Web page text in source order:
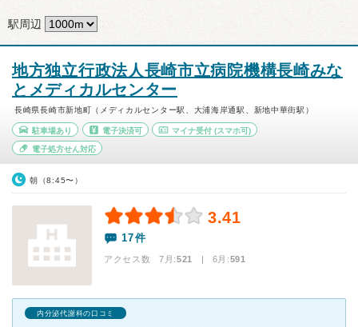
駅周辺
地方独立行政法人長崎市立病院機構長崎みな
とメディカルセンター
長崎県長崎市新地町（メディカルセンター駅、大浦海岸通駅、新地中華街駅）
駐車場あり 電子決済可 マイナ受付 (スマホ可)
電子処方せん対応
朝（8:45〜）
3.41
17件
アクセス数 7月:521 | 6月:591
内分泌代謝科の口コミ